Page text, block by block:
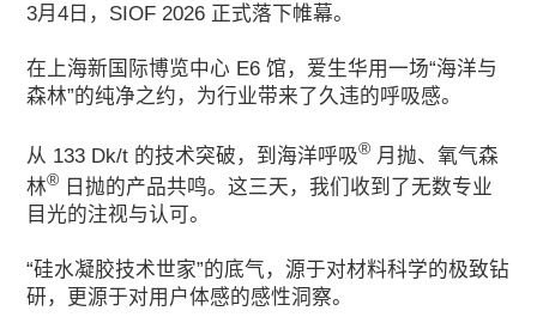
3月4日，SIOF 2026 正式落下帷幕。
在上海新国际博览中心 E6 馆，爱生华用一场“海洋与
森林”的纯净之约，为行业带来了久违的呼吸感。
从 133 Dk/t 的技术突破，到海洋呼吸® 月抛、氧气森
林® 日抛的产品共鸣。这三天，我们收到了无数专业
目光的注视与认可。
“硅水凝胶技术世家”的底气，源于对材料科学的极致钻
研，更源于对用户体感的感性洞察。